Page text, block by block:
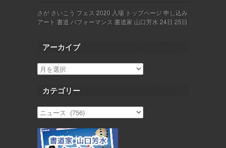
さが さいこう フェス 2020 入場 トップページ 申し込み
アート 書道 パフォーマンス 書道家 山口芳水 24日 25日
アーカイブ
カテゴリー